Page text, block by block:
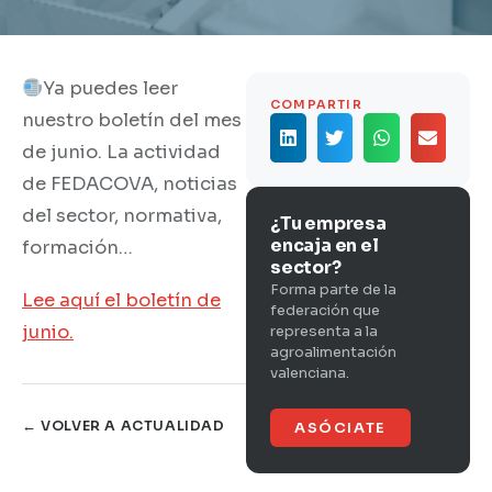
Ya puedes leer
nuestro boletín del mes
de junio. La actividad
de FEDACOVA, noticias
del sector, normativa,
formación…
Lee aquí el boletín de
junio.
← VOLVER A ACTUALIDAD
COMPARTIR
¿Tu empresa
encaja en el
sector?
Forma parte de la
federación que
representa a la
agroalimentación
valenciana.
ASÓCIATE